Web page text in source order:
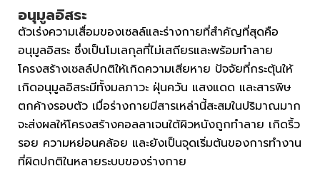
อนุมูลอิสระ
ตัวเร่งความเสื่อมของเซลล์และร่างกายที่สำคัญที่สุดคือ
อนุมูลอิสระ ซึ่งเป็นโมเลกุลที่ไม่เสถียรและพร้อมทำลาย
โครงสร้างเซลล์ปกติให้เกิดความเสียหาย ปัจจัยที่กระตุ้นให้
เกิดอนุมูลอิสระมีทั้งมลภาวะ ฝุ่นควัน แสงแดด และสารพิษ
ตกค้างรอบตัว เมื่อร่างกายมีสารเหล่านี้สะสมในปริมาณมาก
จะส่งผลให้โครงสร้างคอลลาเจนใต้ผิวหนังถูกทำลาย เกิดริ้ว
รอย ความหย่อนคล้อย และยังเป็นจุดเริ่มต้นของการทำงาน
ที่ผิดปกติในหลายระบบของร่างกาย